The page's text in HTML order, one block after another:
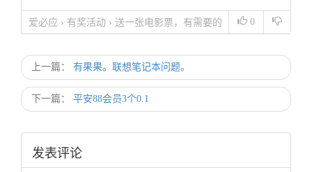
0
爱必应 › 有奖活动 › 送一张电影票，有需要的
上一篇： 有果果。联想笔记本问题。
下一篇： 平安88会员3个0.1
发表评论